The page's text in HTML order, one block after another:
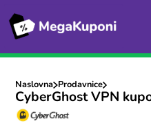
Naslovna Prodavnice
CyberGhost VPN